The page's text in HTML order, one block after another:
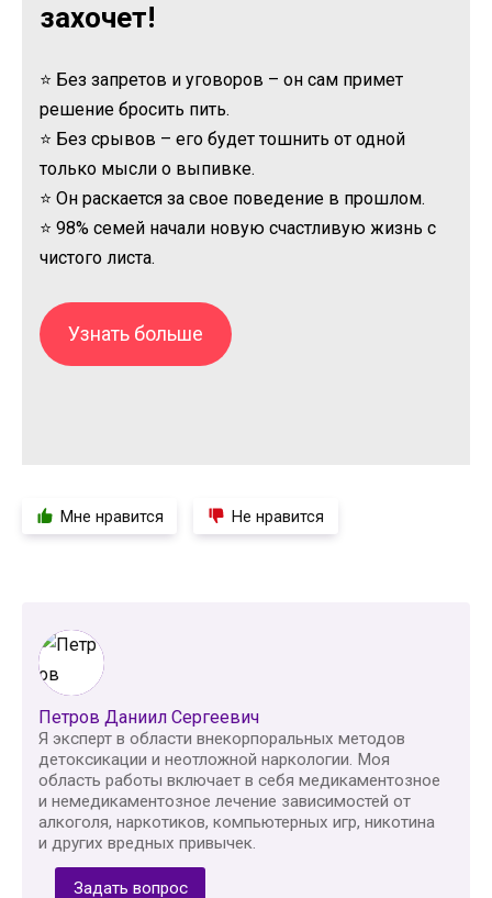
захочет!
⭐ Без запретов и уговоров – он сам примет
решение бросить пить.
⭐ Без срывов – его будет тошнить от одной
только мысли о выпивке.
⭐ Он раскается за свое поведение в прошлом.
⭐ 98% семей начали новую счастливую жизнь с
чистого листа.
Узнать больше
Мне нравится Не нравится
Петров Даниил Сергеевич
Я эксперт в области внекорпоральных методов
детоксикации и неотложной наркологии. Моя
область работы включает в себя медикаментозное
и немедикаментозное лечение зависимостей от
алкоголя, наркотиков, компьютерных игр, никотина
и других вредных привычек.
Задать вопрос